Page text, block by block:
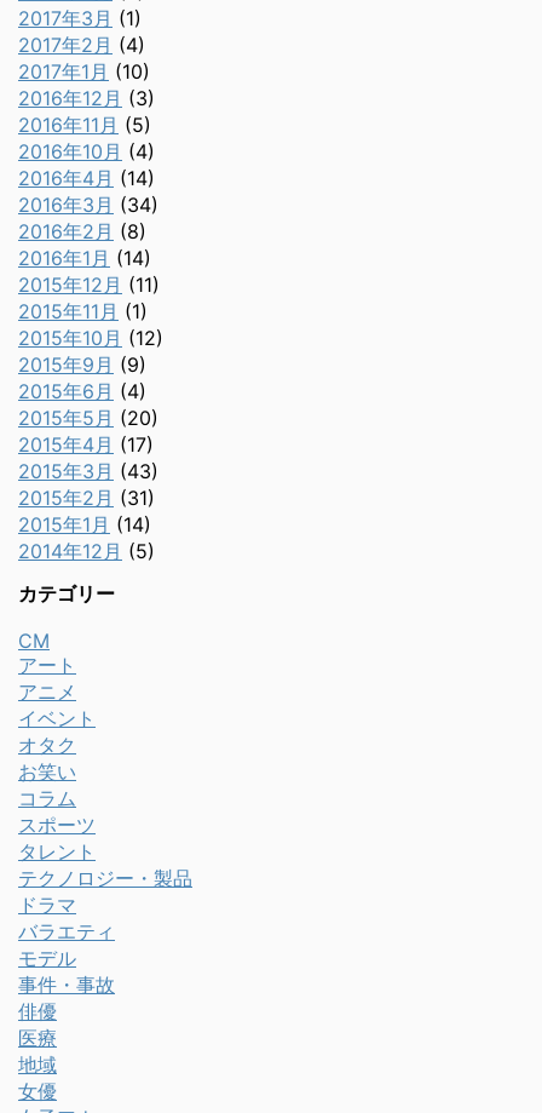
2017年3月 (1)
2017年2月 (4)
2017年1月 (10)
2016年12月 (3)
2016年11月 (5)
2016年10月 (4)
2016年4月 (14)
2016年3月 (34)
2016年2月 (8)
2016年1月 (14)
2015年12月 (11)
2015年11月 (1)
2015年10月 (12)
2015年9月 (9)
2015年6月 (4)
2015年5月 (20)
2015年4月 (17)
2015年3月 (43)
2015年2月 (31)
2015年1月 (14)
2014年12月 (5)
カテゴリー
CM
アート
アニメ
イベント
オタク
お笑い
コラム
スポーツ
タレント
テクノロジー・製品
ドラマ
バラエティ
モデル
事件・事故
俳優
医療
地域
女優